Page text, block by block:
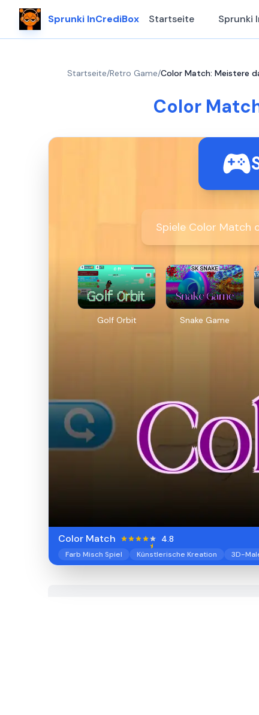
Sprunki InCrediBox Startseite Sprunki
Startseite/Retro Game/Color Match: Meistere
Color
Spiele Color Match
Golf Orbit Snake Game
Color Match 4.8
Farb Misch Spiel Künstlerische Kreation 3D-